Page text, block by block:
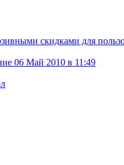
скидками для
06 Май 2010 в 11:49